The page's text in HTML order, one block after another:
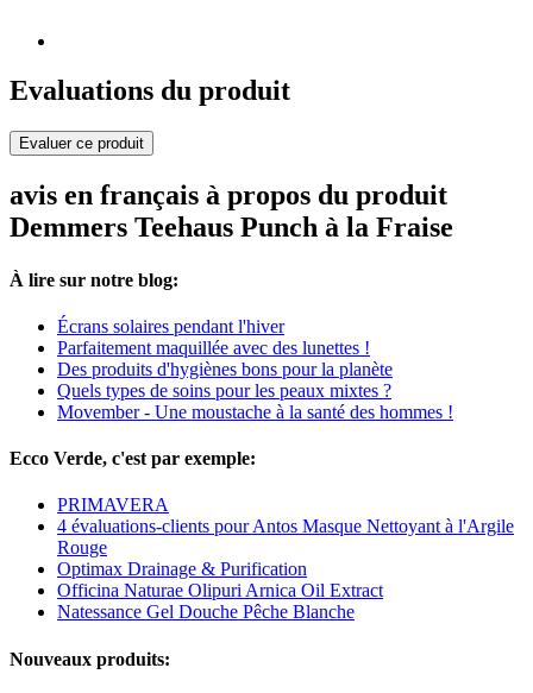
Evaluations du produit
Evaluer ce produit
avis en français à propos du produit
Demmers Teehaus Punch à la Fraise
À lire sur notre blog:
Écrans solaires pendant l'hiver
Parfaitement maquillée avec des lunettes !
Des produits d'hygiènes bons pour la planète
Quels types de soins pour les peaux mixtes ?
Movember - Une moustache à la santé des hommes !
Ecco Verde, c'est par exemple:
PRIMAVERA
4 évaluations-clients pour Antos Masque Nettoyant à l'Argile
Rouge
Optimax Drainage & Purification
Officina Naturae Olipuri Arnica Oil Extract
Natessance Gel Douche Pêche Blanche
Nouveaux produits: